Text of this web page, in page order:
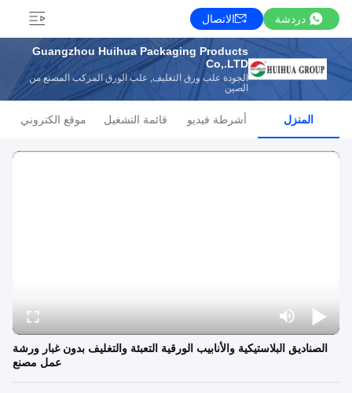
دردشة الاتصال
Guangzhou Huihua Packaging Products
Co,.LTD
الجودة علب ورق التغليف, علب الورق المركب المصنع من
الصين
المنزل أشرطة فيديو قائمة التشغيل موقع الكتروني
الصناديق البلاستيكية والأنابيب الورقية التعبئة والتغليف بدون غبار ورشة
عمل مصنع